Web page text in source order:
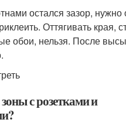
остался зазор, нужно
Оттягивать края,
обои, нельзя. После
с розетками и